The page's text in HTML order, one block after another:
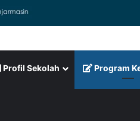
Profil Sekolah Program